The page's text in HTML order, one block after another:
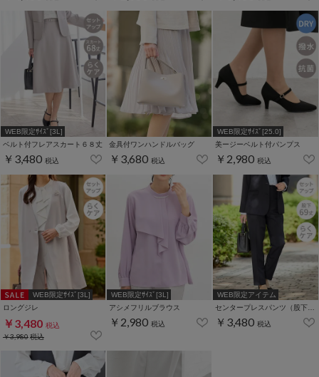
WEB限定ｻｲｽﾞ[3L]
ベルト付フレアスカート６８丈
￥3,480 税込
金具付ワンハンドルバッグ
￥3,680 税込
WEB限定ｻｲｽﾞ[25.0]
美ージーベルト付パンプス
￥2,980 税込
WEB限定ｻｲｽﾞ[3L]
ロングジレ
￥3,480 税込
￥3,980税込
WEB限定ｻｲｽﾞ[3L]
アシメフリルブラウス
￥2,980 税込
WEB限定アイテム
￥3,480 税込